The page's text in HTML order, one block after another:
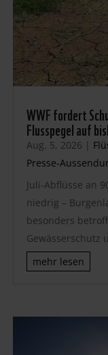
WWF fordert
Flusspegel auf
Aug. 5, 2026 |
Presse-
Juli-Abflüsse an
niedrig –
besonders
Gewässerschutz
mehr lesen